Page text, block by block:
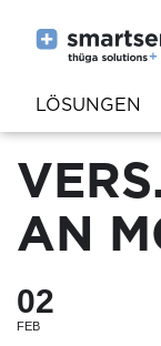
LÖSUNGEN
AN
02
FEB